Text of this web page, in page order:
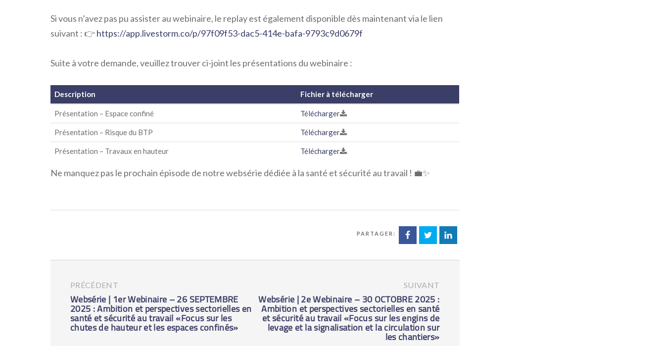
Si vous n’avez pas pu assister au webinaire, le replay est également disponible dès maintenant via le lien
suivant : 👉https://app.livestorm.co/p/97f09f53-dac5-414e-bafa-9793c9d0679f
Suite à votre demande, veuillez trouver ci-joint les présentations du webinaire :
Description Fichier à télécharger
Présentation – Espace confiné Télécharger
Présentation – Risque du BTP Télécharger
Présentation – Travaux en hauteur Télécharger
Ne manquez pas le prochain épisode de notre websérie dédiée à la santé et sécurité au travail ! 💼✨
PARTAGER:
PRÉCÉDENT
Websérie | 1er Webinaire – 26 SEPTEMBRE
2025 : Ambition et perspectives sectorielles en
santé et sécurité au travail «Focus sur les
chutes de hauteur et les espaces confinés»
SUIVANT
Websérie | 2e Webinaire – 30 OCTOBRE 2025 :
Ambition et perspectives sectorielles en santé
et sécurité au travail «Focus sur les engins de
levage et la signalisation et la circulation sur
les chantiers»